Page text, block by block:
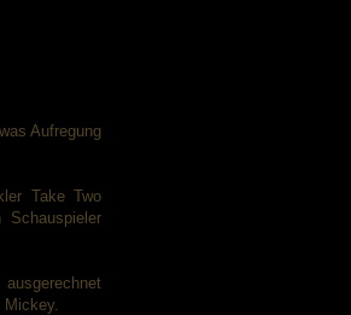
Aufregung
Take Two
Mickey.